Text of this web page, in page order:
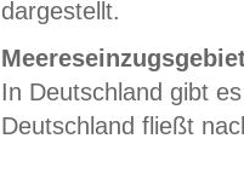
dargestellt.
In Deutschland gibt
Deutschland fließt